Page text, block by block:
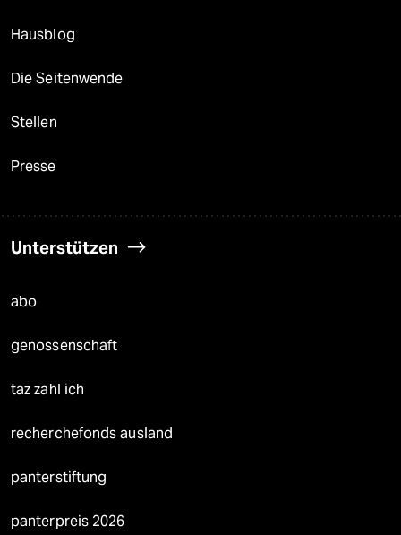
Hausblog
Die Seitenwende
Stellen
Presse
Unterstützen
abo
genossenschaft
taz zahl ich
recherchefonds ausland
panterstiftung
panterpreis 2026